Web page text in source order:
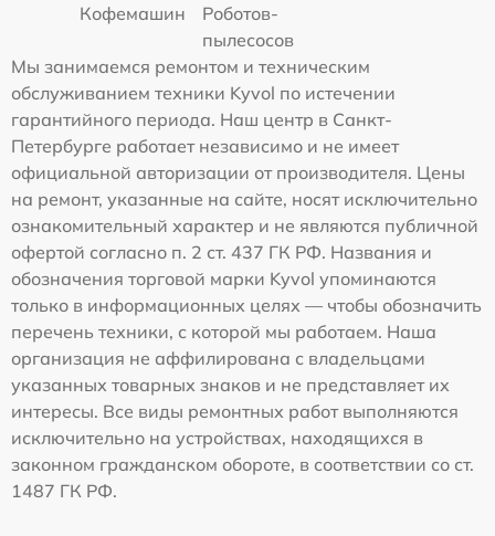
Кофемашин
Роботов-
пылесосов
Мы занимаемся ремонтом и техническим
обслуживанием техники Kyvol по истечении
гарантийного периода. Наш центр в Санкт-
Петербурге работает независимо и не имеет
официальной авторизации от производителя. Цены
на ремонт, указанные на сайте, носят исключительно
ознакомительный характер и не являются публичной
офертой согласно п. 2 ст. 437 ГК РФ. Названия и
обозначения торговой марки Kyvol упоминаются
только в информационных целях — чтобы обозначить
перечень техники, с которой мы работаем. Наша
организация не аффилирована с владельцами
указанных товарных знаков и не представляет их
интересы. Все виды ремонтных работ выполняются
исключительно на устройствах, находящихся в
законном гражданском обороте, в соответствии со ст.
1487 ГК РФ.